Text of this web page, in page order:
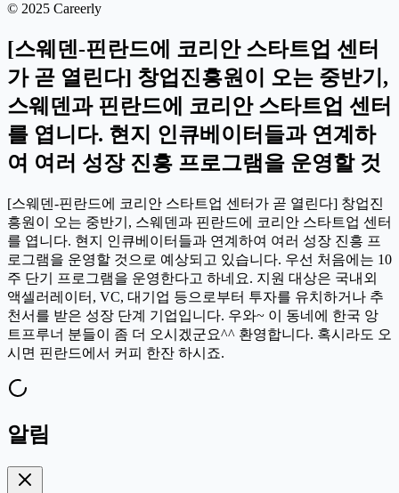
© 2025 Careerly
[스웨덴-핀란드에 코리안 스타트업 센터
가 곧 열린다] 창업진흥원이 오는 중반기,
스웨덴과 핀란드에 코리안 스타트업 센터
를 엽니다. 현지 인큐베이터들과 연계하
여 여러 성장 진흥 프로그램을 운영할 것
[스웨덴-핀란드에 코리안 스타트업 센터가 곧 열린다] 창업진
흥원이 오는 중반기, 스웨덴과 핀란드에 코리안 스타트업 센터
를 엽니다. 현지 인큐베이터들과 연계하여 여러 성장 진흥 프
로그램을 운영할 것으로 예상되고 있습니다. 우선 처음에는 10
주 단기 프로그램을 운영한다고 하네요. 지원 대상은 국내외
액셀러레이터, VC, 대기업 등으로부터 투자를 유치하거나 추
천서를 받은 성장 단계 기업입니다. 우와~ 이 동네에 한국 앙
트프루너 분들이 좀 더 오시겠군요^^ 환영합니다. 혹시라도 오
시면 핀란드에서 커피 한잔 하시죠.
알림